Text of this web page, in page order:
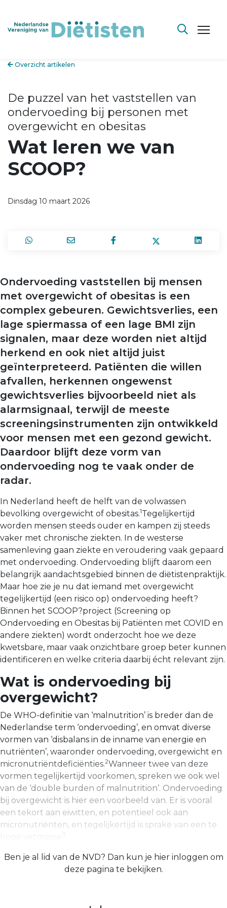
Overzicht artikelen
De puzzel van het vaststellen van
ondervoeding bij personen met
overgewicht en obesitas
Wat leren we van
SCOOP?
Dinsdag 10 maart 2026
Ondervoeding vaststellen bij mensen
met overgewicht of obesitas is een
complex gebeuren. Gewichtsverlies, een
lage spiermassa of een lage BMI zijn
signalen, maar deze worden niet altijd
herkend en ook niet altijd juist
geïnterpreteerd. Patiënten die willen
afvallen, herkennen ongewenst
gewichtsverlies bijvoorbeeld niet als
alarm­signaal, terwijl de meeste
screeningsinstrumenten zijn ontwikkeld
voor mensen met een gezond gewicht.
Daardoor blijft deze vorm van
ondervoeding nog te vaak onder de
radar.
In Nederland heeft de helft van de volwassen
bevolking overgewicht of obesitas.1Tegelijkertijd
worden mensen steeds ouder en kampen zij steeds
vaker met chronische ziekten. In de westerse
samenleving gaan ziekte en veroude­ring vaak gepaard
met ondervoeding. Ondervoeding blijft daarom een
belangrijk aandachtsgebied binnen de diëtis­tenpraktijk.
Maar hoe zie je nu dat iemand met overgewicht
tegelijkertijd (een risico op) ondervoeding heeft?
Binnen het SCOOP?project (Screening op
Ondervoeding en Obesitas bij Patiënten met COVID en
andere ziekten) wordt onder­zocht hoe we deze
kwetsbare, maar vaak onzichtbare groep beter kunnen
identificeren en welke criteria daarbij écht relevant zijn.
Wat is ondervoeding bij
overgewicht?
De WHO-definitie van ‘malnutrition’ is breder dan de
Nederlandse term ‘ondervoeding’, en omvat diverse
vormen van ‘disbalans in de inname van energie en
nutriënten’, waaronder ondervoeding, overgewicht en
micronutriëntdeficiënties.2Wanneer twee van deze
vormen tegelijkertijd voorkomen, spreken we ook wel
van de ‘double burden of malnutrition’. Ondervoeding
bij overgewicht is hier een voorbeeld van. Er is vooral
een tekort aan eiwitten, en potentieel ook aan
micronutriënten, en tegelijkertijd is sprake van een te
3
Ben je al lid van de NVD? Dan kun je hier inloggen om
deze pagina te bekijken.